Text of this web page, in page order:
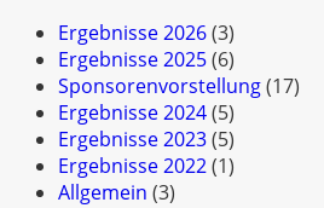
Ergebnisse 2026(3)
Ergebnisse 2025(6)
Sponsorenvorstellung(17)
Ergebnisse 2024(5)
Ergebnisse 2023(5)
Ergebnisse 2022(1)
Allgemein (3)